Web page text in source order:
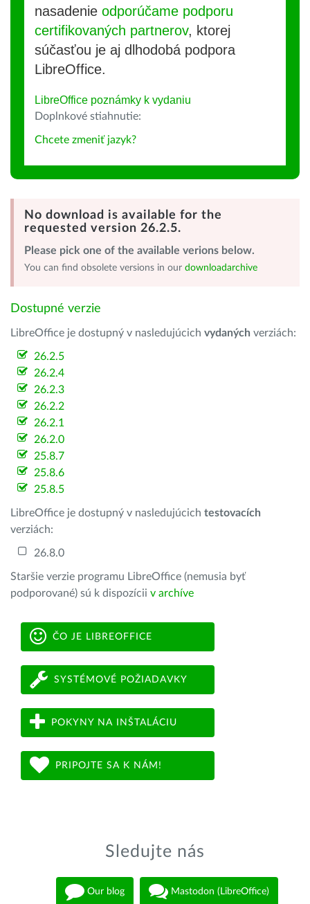
nasadenie odporúčame podporu
certifikovaných partnerov, ktorej
súčasťou je aj dlhodobá podpora
LibreOffice.
LibreOffice poznámky k vydaniu
Doplnkové stiahnutie:
Chcete zmeniť jazyk?
No download is available for the
requested version 26.2.5.
Please pick one of the available verions below.
You can find obsolete versions in our downloadarchive
Dostupné verzie
LibreOffice je dostupný v nasledujúcich vydaných verziách:
26.2.5
26.2.4
26.2.3
26.2.2
26.2.1
26.2.0
25.8.7
25.8.6
25.8.5
LibreOffice je dostupný v nasledujúcich testovacích
verziách:
26.8.0
Staršie verzie programu LibreOffice (nemusia byť
podporované) sú k dispozícii v archíve
ČO JE LIBREOFFICE
SYSTÉMOVÉ POŽIADAVKY
POKYNY NA INŠTALÁCIU
PRIPOJTE SA K NÁM!
Sledujte nás
Our blog Mastodon (LibreOffice)